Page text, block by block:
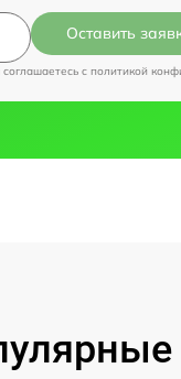
Оставить
c политикой